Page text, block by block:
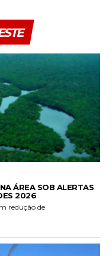
ÁREA SOB ALERTAS
2026
redução de